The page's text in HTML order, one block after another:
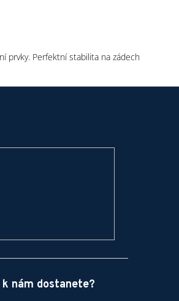
prvky. Perfektní stabilita na zádech
nám dostanete?